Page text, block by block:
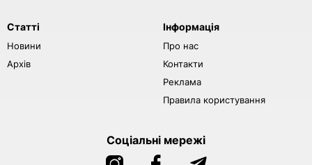
Статті
Новини
Архів
Інформація
Про нас
Контакти
Реклама
Правила користування
Соціальні мережі